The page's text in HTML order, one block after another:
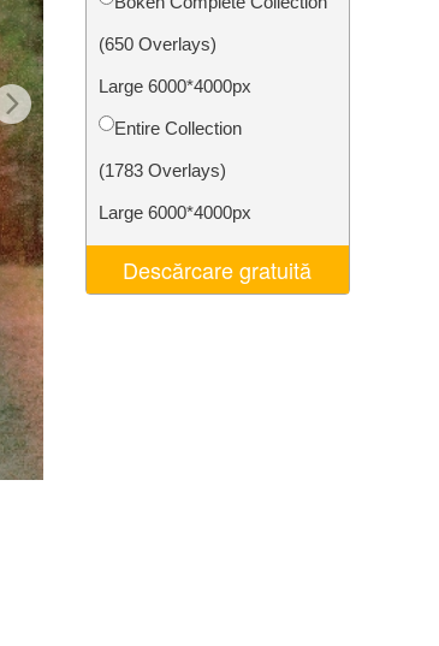
Video Editing Services
(650 Overlays)
Large 6000*4000px
Entire Collection
(1783 Overlays)
Large 6000*4000px
Descărcare gratuită